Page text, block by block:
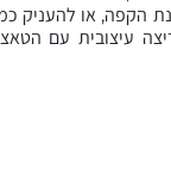
הקפה, או להעניק
עיצובית עם